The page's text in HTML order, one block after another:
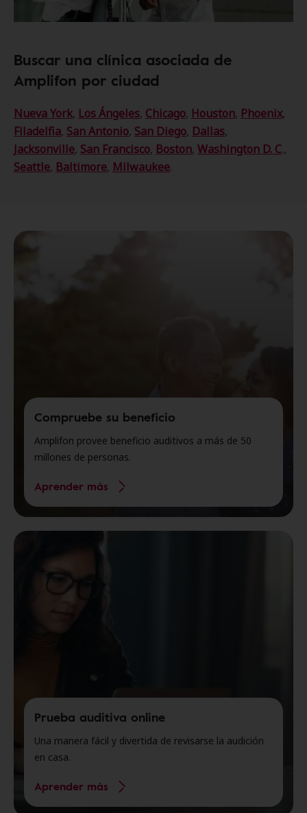
Buscar una clínica asociada de
Amplifon por ciudad
Nueva York, Los Ángeles, Chicago, Houston, Phoenix,
Filadelfia, San Antonio, San Diego, Dallas,
Jacksonville, San Francisco, Boston, Washington D. C.,
Seattle, Baltimore, Milwaukee.
Compruebe su beneficio
Amplifon provee beneficio auditivos a más de 50
millones de personas.
Aprender más
Prueba auditiva online
Una manera fácil y divertida de revisarse la audición
en casa.
Aprender más